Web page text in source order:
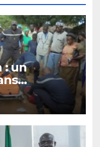
: un
par un